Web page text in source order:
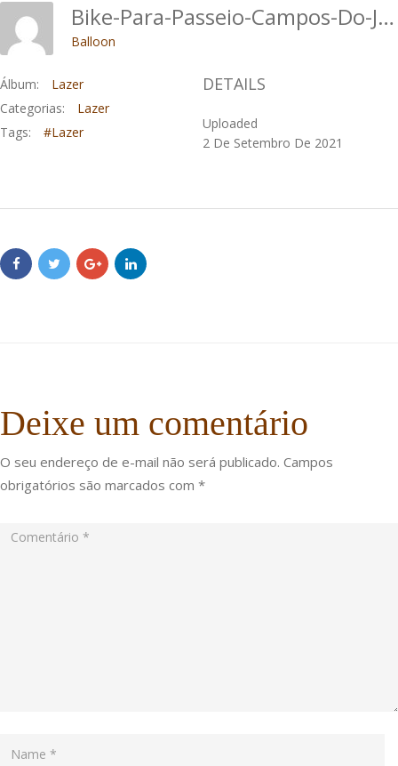
Bike-Para-Passeio-Campos-Do-Jordao (3)
Balloon
Álbum:
Lazer
Categorias:
Lazer
Tags:
#Lazer
DETAILS
Uploaded
2 De Setembro De 2021
Deixe um comentário
O seu endereço de e-mail não será publicado. Campos
obrigatórios são marcados com *